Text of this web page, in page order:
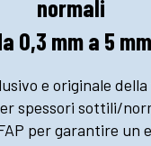
normali
0,3 mm a 5
e originale
spessori sottili/
per garantire un